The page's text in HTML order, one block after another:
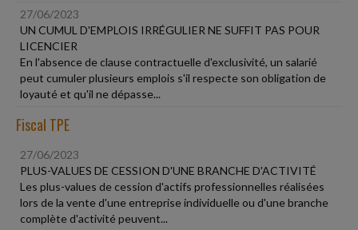
27/06/2023
UN CUMUL D'EMPLOIS IRRÉGULIER NE SUFFIT PAS POUR
LICENCIER
En l'absence de clause contractuelle d'exclusivité, un salarié
peut cumuler plusieurs emplois s'il respecte son obligation de
loyauté et qu'il ne dépasse...
Fiscal TPE
27/06/2023
PLUS-VALUES DE CESSION D'UNE BRANCHE D'ACTIVITÉ
Les plus-values de cession d'actifs professionnelles réalisées
lors de la vente d'une entreprise individuelle ou d'une branche
complète d'activité peuvent...